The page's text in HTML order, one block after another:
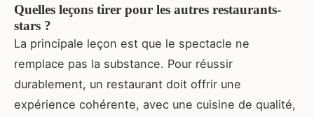
Quelles leçons tirer pour les autres restaurants-
stars ?
La principale leçon est que le spectacle ne
remplace pas la substance. Pour réussir
durablement, un restaurant doit offrir une
expérience cohérente, avec une cuisine de qualité,